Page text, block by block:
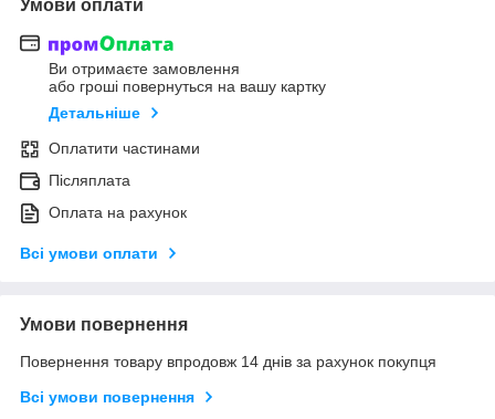
Умови оплати
Ви отримаєте замовлення
або гроші повернуться на вашу картку
Детальніше
Оплатити частинами
Післяплата
Оплата на рахунок
Всі умови оплати
Умови повернення
Повернення товару впродовж 14 днів за рахунок покупця
Всі умови повернення